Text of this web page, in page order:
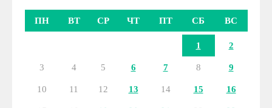
ПН ВТ СР ЧТ ПТ СБ ВС
1 2
3 4 5 6 7 8 9
10 11 12 13 14 15 16